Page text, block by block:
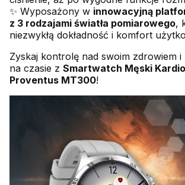
✨ Wyposażony w innowacyjną
z 3 rodzajami światła pomiarowego,
niezwykłą dokładność i komfort
Zyskaj kontrolę nad swoim zdrowiem i
na czasie z Smartwatch Męski
Proventus MT300!